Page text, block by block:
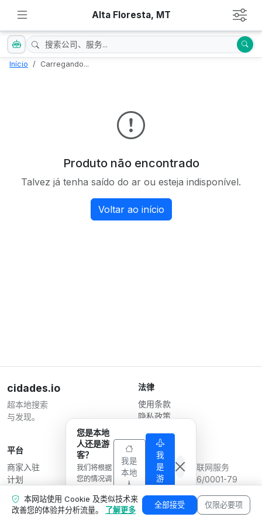
Alta Floresta, MT
Início Carregando...
Produto não encontrado
Talvez já tenha saído do ar ou esteja indisponível.
Voltar ao início
cidades.io
超本地搜索
与发现。
法律
使用条款
隐私政策
平台
商家入驻
计划
商家专区
运营方
Serverplace 互联网服务
CNPJ 04.114.466/0001-79
本网站使用 Cookie 及类似技术来
改善您的体验并分析流量。 了解更多
全部接受 仅限必要项
您是本地
人还是游
客？
我们将根据
您的情况调
容。
我是
本地
人
我
是
游